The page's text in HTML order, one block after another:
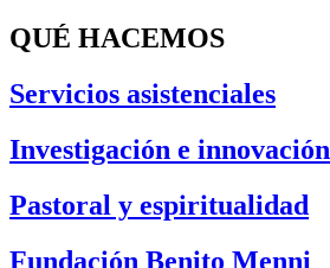
QUÉ HACEMOS
Servicios asistenciales
Investigación e innovación
Pastoral y espiritualidad
Fundación Benito Menni